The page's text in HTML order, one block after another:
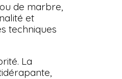
de marbre,
et
techniques
La